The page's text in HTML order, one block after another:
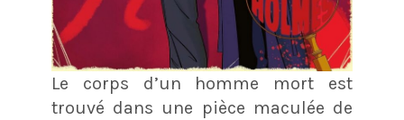
Le corps d’un homme mort est
trouvé dans une pièce maculée de